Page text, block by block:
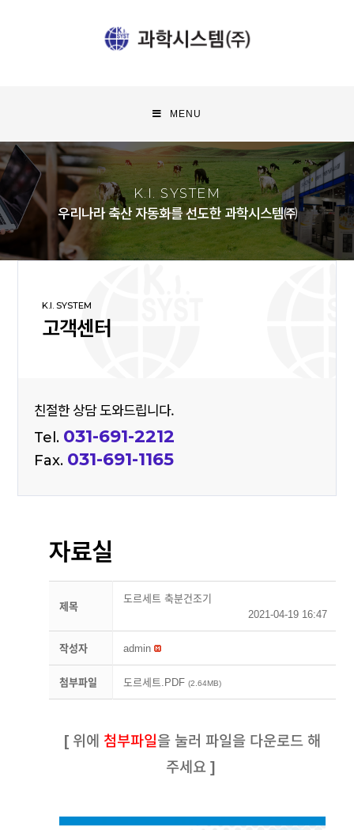
MENU
K.I. SYSTEM
우리나라 축산 자동화를 선도한 과학시스템㈜
K.I. SYSTEM
고객센터
친절한 상담 도와드립니다.
Tel. 031-691-2212
Fax. 031-691-1165
자료실
제목
도르세트 축분건조기
2021-04-19 16:47
작성자 admin
첨부파일 도르세트.PDF(2.64MB)
[ 위에 첨부파일을 눌러 파일을 다운로드 해
주세요 ]